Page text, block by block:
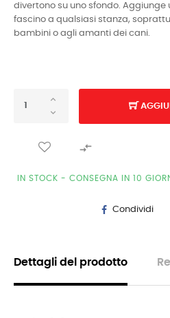
divertono su uno sfondo.
fascino a qualsiasi stanza,
bambini o agli amanti dei cani.

IN STOCK - CONSEGNA IN 10
Condividi
Dettagli del prodotto